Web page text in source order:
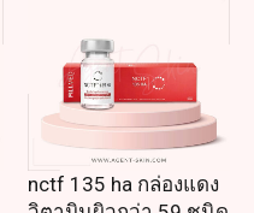
nctf 135 ha กล่องแดง